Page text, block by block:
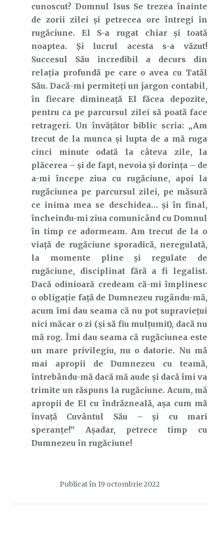
cunoscut? Domnul Isus Se trezea înainte
de zorii zilei și petrecea ore întregi în
rugăciune. El S-a rugat chiar și toată
noaptea. Și lucrul acesta s-a văzut!
Succesul Său incredibil a decurs din
relația profundă pe care o avea cu Tatăl
Său. Dacă-mi permiteți un jargon contabil,
în fiecare dimineață El făcea depozite,
pentru ca pe parcursul zilei să poată face
retrageri. Un învățător biblic scria: „Am
trecut de la munca și lupta de a mă ruga
cinci minute odată la câteva zile, la
plăcerea – și de fapt, nevoia și dorința – de
a-mi începe ziua cu rugăciune, apoi la
rugăciunea pe parcursul zilei, pe măsură
ce inima mea se deschidea… și în final,
încheindu-mi ziua comunicând cu Domnul
în timp ce adormeam. Am trecut de la o
viață de rugăciune sporadică, neregulată,
la momente pline și regulate de
rugăciune, disciplinat fără a fi legalist.
Dacă odinioară credeam că-mi împlinesc
o obligație față de Dumnezeu rugându-mă,
acum îmi dau seama că nu pot supraviețui
nici măcar o zi (și să fiu mulțumit), dacă nu
mă rog. Îmi dau seama că rugăciunea este
un mare privilegiu, nu o datorie. Nu mă
mai apropii de Dumnezeu cu teamă,
întrebându-mă dacă mă aude și dacă îmi va
trimite un răspuns la rugăciune. Acum, mă
apropii de El cu îndrăzneală, așa cum mă
învață Cuvântul Său – și cu mari
speranțe!” Așadar, petrece timp cu
Dumnezeu în rugăciune!
Publicat în 19 octombrie 2022